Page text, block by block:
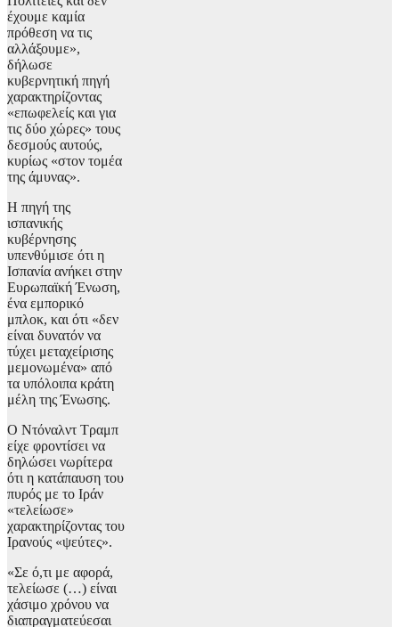
έχουμε καμία
πρόθεση να τις
αλλάξουμε»,
δήλωσε
κυβερνητική πηγή
χαρακτηρίζοντας
«επωφελείς και για
τις δύο χώρες» τους
δεσμούς αυτούς,
κυρίως «στον τομέα
της άμυνας».
Η πηγή της
ισπανικής
κυβέρνησης
υπενθύμισε ότι η
Ισπανία ανήκει στην
Ευρωπαϊκή Ένωση,
ένα εμπορικό
μπλοκ, και ότι «δεν
είναι δυνατόν να
τύχει μεταχείρισης
μεμονωμένα» από
τα υπόλοιπα κράτη
μέλη της Ένωσης.
⁠Ο Ντόναλντ Τραμπ
είχε φροντίσει να
δηλώσει νωρίτερα
ότι η κατάπαυση του
πυρός με το Ιράν
«τελείωσε»
χαρακτηρίζοντας του
Ιρανούς «ψεύτες».
«Σε ό,τι με αφορά,
τελείωσε (…) είναι
χάσιμο χρόνου να
διαπραγματεύεσαι